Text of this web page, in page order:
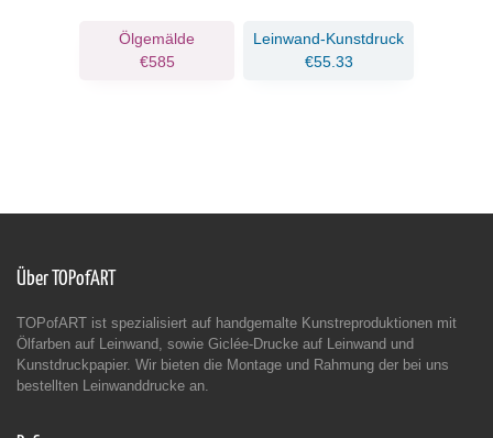
Ölgemälde
€585
Leinwand-Kunstdruck
€55.33
Über TOPofART
TOPofART ist spezialisiert auf handgemalte Kunstreproduktionen mit
Ölfarben auf Leinwand, sowie Giclée-Drucke auf Leinwand und
Kunstdruckpapier. Wir bieten die Montage und Rahmung der bei uns
bestellten Leinwanddrucke an.